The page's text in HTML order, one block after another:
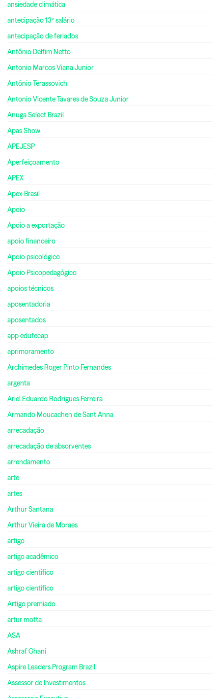
ansiedade climática
antecipação 13º salário
antecipação de feriados
Antônio Delfim Netto
Antonio Marcos Viana Junior
Antônio Terassovich
Antonio Vicente Tavares de Souza Junior
Anuga Select Brazil
Apas Show
APEJESP
Aperfeiçoamento
APEX
Apex-Brasil
Apoio
Apoio a exportação
apoio financeiro
Apoio psicológico
Apoio Psicopedagógico
apoios técnicos
aposentadoria
aposentados
app edufecap
aprimoramento
Archimedes Roger Pinto Fernandes
argenta
Ariel Eduardo Rodrigues Ferreira
Armando Moucachen de Sant Anna
arrecadação
arrecadação de absorventes
arrendamento
arte
artes
Arthur Santana
Arthur Vieira de Moraes
artigo
artigo acadêmico
artigo cientifico
artigo científico
Artigo premiado
artur motta
ASA
Ashraf Ghani
Aspire Leaders Program Brazil
Assessor de Investimentos